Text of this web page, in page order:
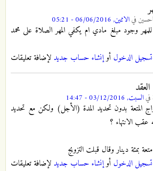
فيالاثنين, 06/06/2016 - 05:21
وجود مبلغ مادي ام يكفي المهر الصلاة على محمد
تسجيل الدخول أوإنشاء حساب جديد لإضافة تعليقات
فيالسبت, 03/12/2016 - 14:47
المتعة بدون تحديد المدة (الأجل) ولكن مع تحديد
عقب الانتهاء ؟
بمئة دينار وقال قبلت التزويج
تسجيل الدخول أوإنشاء حساب جديد لإضافة تعليقات